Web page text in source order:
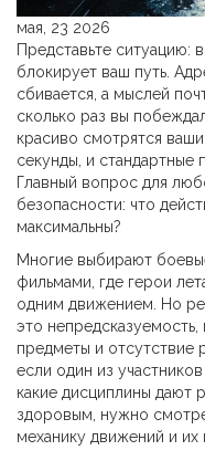
мая, 23 2026
Представьте ситуацию:
блокирует ваш путь.
сбивается, а мыслей
сколько раз вы
красиво смотрятся
секунды, и стандартные
Главный вопрос для
безопасности: что
максимальны?
Многие выбирают
фильмами, где герои
одним движением. Но
это
предметы и отсутствие
если один из
какие дисциплины дают
здоровым, нужно
механику движений и их